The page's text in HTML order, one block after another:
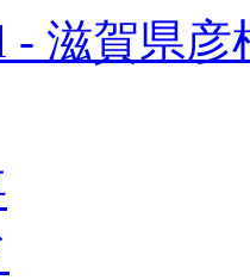
- 滋賀県